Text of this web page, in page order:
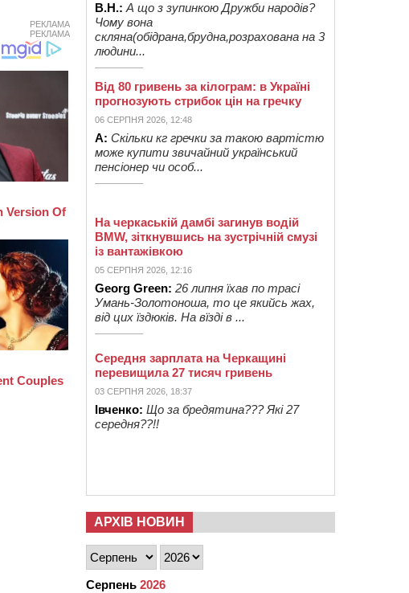
РЕКЛАМА
РЕКЛАМА
В.Н.: А що з зупинкою Дружби народів?
Чому вона
скляна(обідрана,брудна,розрахована на 3
людини...
Від 80 гривень за кілограм: в Україні
прогнозують стрибок цін на гречку
06 СЕРПНЯ 2026, 12:48
А: Скільки кг гречки за такою вартістю
може купити звичайний український
пенсіонер чи особ...
На черкаській дамбі загинув водій
BMW, зіткнувшись на зустрічній смузі
із вантажівкою
05 СЕРПНЯ 2026, 12:16
Georg Green: 26 липня їхав по трасі
Умань-Золотоноша, то це якийсь жах,
від цих їздюків. На вїзді в ...
Середня зарплата на Черкащині
перевищила 27 тисяч гривень
03 СЕРПНЯ 2026, 18:37
Івченко: Що за бредятина??? Які 27
середня??!!
АРХІВ НОВИН
Серпень 2026